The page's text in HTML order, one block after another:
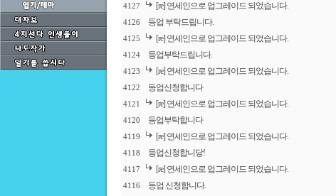
4127 [re] 연세인으로 업그레이드 되었습니다.
4126 등업 부탁드립니다.
4125 [re] 연세인으로 업그레이드 되었습니다.
4124 등업부탁드립니다.
4123 [re] 연세인으로 업그레이드 되었습니다.
4122 등업신청합니다
4121 [re] 연세인으로 업그레이드 되었습니다.
4120 등업부탁합니다
4119 [re] 연세인으로 업그레이드 되었습니다.
4118 등업신청합니당!
4117 [re] 연세인으로 업그레이드 되었습니다.
4116 등업 신청합니다.